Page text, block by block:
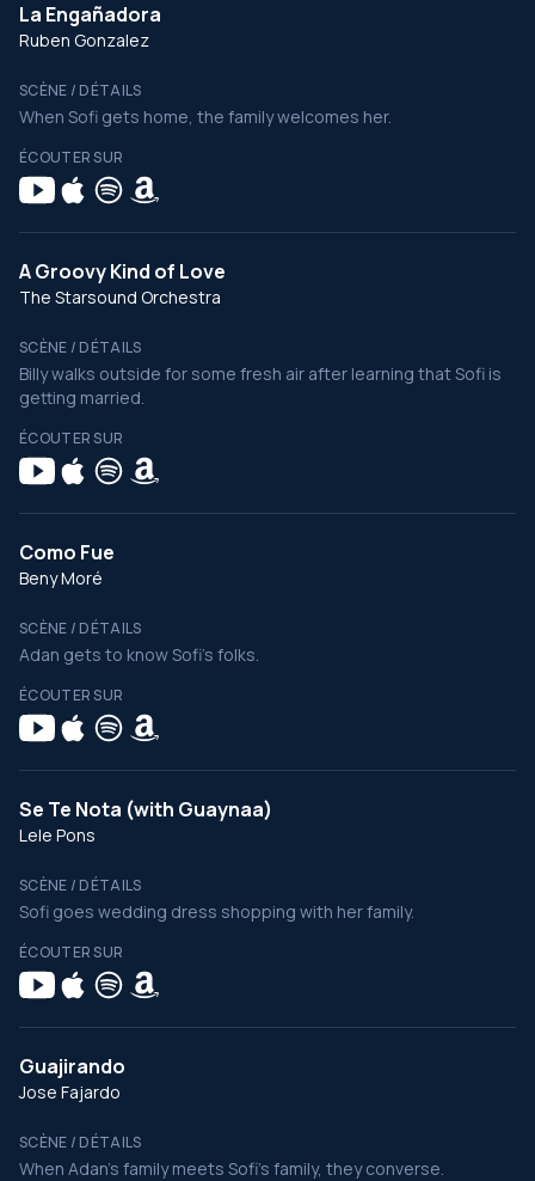
La Engañadora
Ruben Gonzalez
SCÈNE / DÉTAILS
When Sofi gets home, the family welcomes her.
ÉCOUTER SUR
A Groovy Kind of Love
The Starsound Orchestra
SCÈNE / DÉTAILS
Billy walks outside for some fresh air after learning that Sofi is
getting married.
ÉCOUTER SUR
Como Fue
Beny Moré
SCÈNE / DÉTAILS
Adan gets to know Sofi's folks.
ÉCOUTER SUR
Se Te Nota (with Guaynaa)
Lele Pons
SCÈNE / DÉTAILS
Sofi goes wedding dress shopping with her family.
ÉCOUTER SUR
Guajirando
Jose Fajardo
SCÈNE / DÉTAILS
When Adan's family meets Sofi's family, they converse.